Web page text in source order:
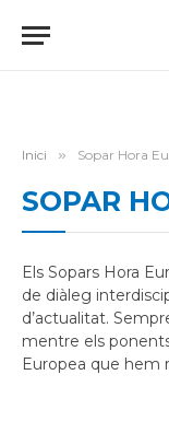
Inici » Sopar Hora
SOPAR
Els Sopars Hora
de diàleg
d’actualitat.
mentre els
Europea que hem